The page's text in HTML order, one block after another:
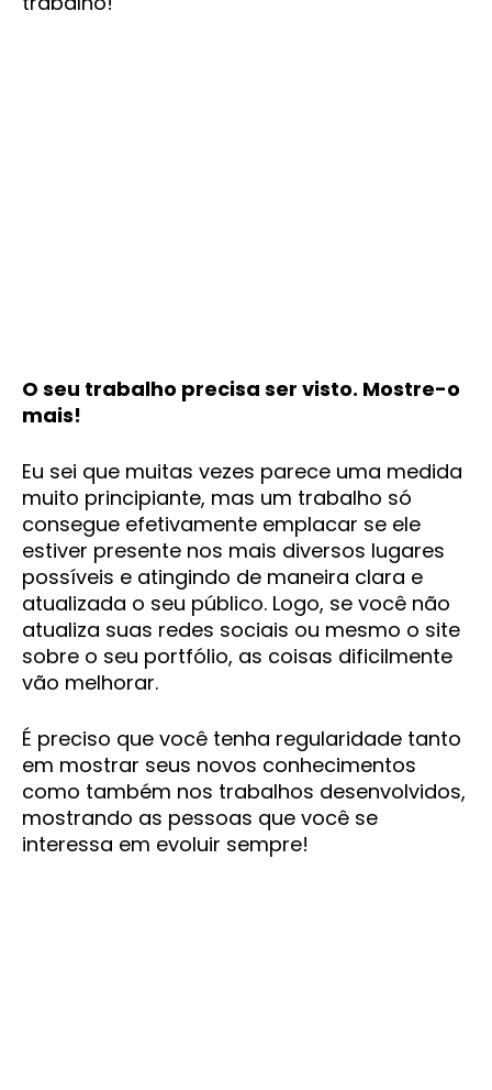
O seu trabalho precisa ser visto. Mostre-o
mais!
Eu sei que muitas vezes parece uma medida
muito principiante, mas um trabalho só
consegue efetivamente emplacar se ele
estiver presente nos mais diversos lugares
possíveis e atingindo de maneira clara e
atualizada o seu público. Logo, se você não
atualiza suas redes sociais ou mesmo o site
sobre o seu portfólio, as coisas dificilmente
vão melhorar.
É preciso que você tenha regularidade tanto
em mostrar seus novos conhecimentos
como também nos trabalhos desenvolvidos,
mostrando as pessoas que você se
interessa em evoluir sempre!